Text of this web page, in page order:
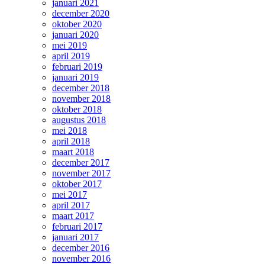
januari 2021
december 2020
oktober 2020
januari 2020
mei 2019
april 2019
februari 2019
januari 2019
december 2018
november 2018
oktober 2018
augustus 2018
mei 2018
april 2018
maart 2018
december 2017
november 2017
oktober 2017
mei 2017
april 2017
maart 2017
februari 2017
januari 2017
december 2016
november 2016